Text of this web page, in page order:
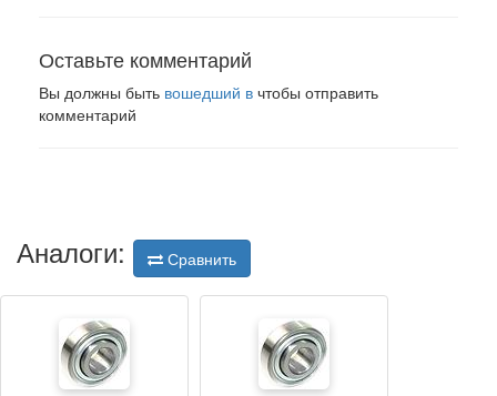
Оставьте комментарий
Вы должны быть вошедший в чтобы отправить
комментарий
Аналоги: Сравнить